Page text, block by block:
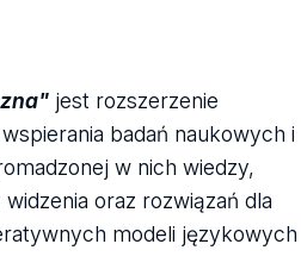
jest rozszerzenie
badań naukowych i
w nich wiedzy,
oraz rozwiązań dla
modeli językowych